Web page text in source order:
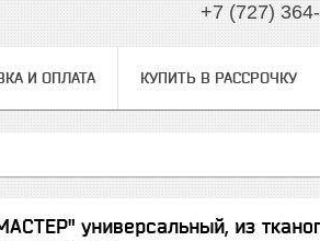
+7 (727)
И ОПЛАТА КУПИТЬ В РАССРОЧКУ
универсальный, из